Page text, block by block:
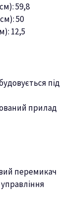
59,8
50
12,5
під
прилад
перемикач